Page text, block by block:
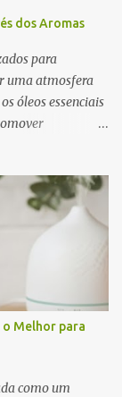
dos Aromas
para
uma atmosfera
óleos essenciais
responsável pelas
aromas são
como a
o prazer
e como
estimular a
essências
e resinas que
o Melhor para
como um